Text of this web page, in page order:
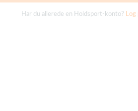
Har du allerede en Holdsport-konto? Log